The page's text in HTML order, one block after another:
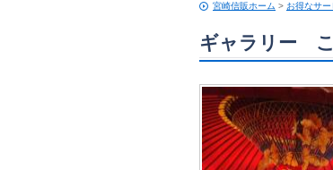
宮崎信販ホーム > お得なサー
ギャラリー